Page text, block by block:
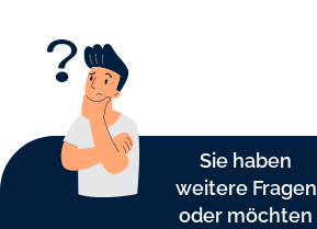
Sie haben
weitere Fragen
oder möchten